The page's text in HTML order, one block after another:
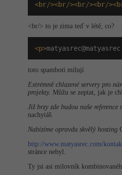
<br/><br/><br/><br/
<br/> to je zima teď v létě, co?
<p>
toto spamboti milují
Extrémně chlazené servery pro
projekty. Můžu se zeptat, jak je
Již brzy zde budou naše reference
nachytáš.
Nabízíme opravdu skvělý hosting
http://www.matyasrec.com/
stránce nebyl.
Ty jsi asi milovník